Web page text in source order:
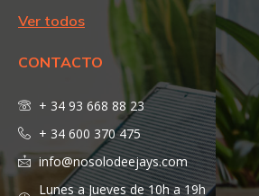
Ver todos
CONTACTO
+ 34 93 668 88 23
+ 34 600 370 475
info@nosolodeejays.com
Lunes a Jueves de 10h a 19h